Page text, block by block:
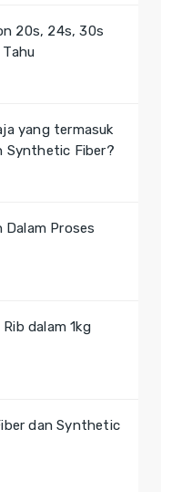
20s, 24s, 30s
yang termasuk
Synthetic Fiber?
Dalam Proses
dalam 1kg
dan Synthetic